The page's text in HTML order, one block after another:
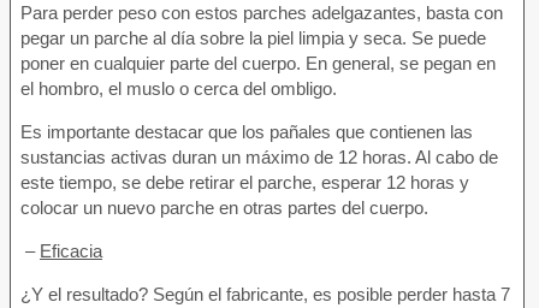
Para perder peso con estos parches adelgazantes, basta con
pegar un parche al día sobre la piel limpia y seca. Se puede
poner en cualquier parte del cuerpo. En general, se pegan en
el hombro, el muslo o cerca del ombligo.
Es importante destacar que los pañales que contienen las
sustancias activas duran un máximo de 12 horas. Al cabo de
este tiempo, se debe retirar el parche, esperar 12 horas y
colocar un nuevo parche en otras partes del cuerpo.
– Eficacia
¿Y el resultado? Según el fabricante, es posible perder hasta 7